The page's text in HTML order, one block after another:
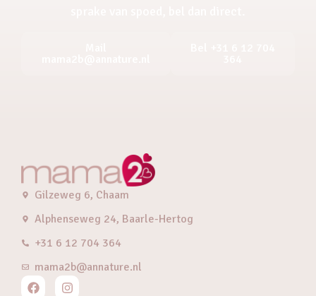
Gilzeweg 6, Chaam
Alphenseweg 24, Baarle-Hertog
+31 6 12 704 364
mama2b@annature.nl